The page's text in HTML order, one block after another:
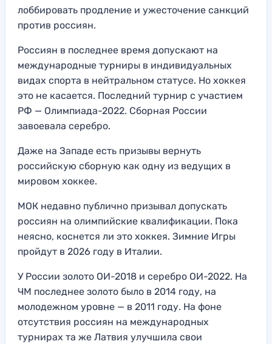
лоббировать продление и ужесточение санкций
против россиян.
Россиян в последнее время допускают на
международные турниры в индивидуальных
видах спорта в нейтральном статусе. Но хоккея
это не касается. Последний турнир с участием
РФ — Олимпиада-2022. Сборная России
завоевала серебро.
Даже на Западе есть призывы вернуть
российскую сборную как одну из ведущих в
мировом хоккее.
МОК недавно публично призывал допускать
россиян на олимпийские квалификации. Пока
неясно, коснется ли это хоккея. Зимние Игры
пройдут в 2026 году в Италии.
У России золото ОИ-2018 и серебро ОИ-2022. На
ЧМ последнее золото было в 2014 году, на
молодежном уровне — в 2011 году. На фоне
отсутствия россиян на международных
турнирах та же Латвия улучшила свои